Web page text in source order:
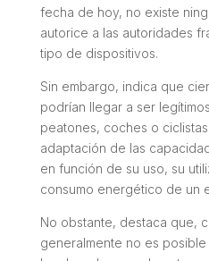
fecha de hoy, no existe
autorice a las autoridades
tipo de dispositivos.
Sin embargo, indica que
podrían llegar a ser
peatones, coches o
adaptación de las
en función de su uso, su
consumo energético de un
No obstante, destaca que,
generalmente no es